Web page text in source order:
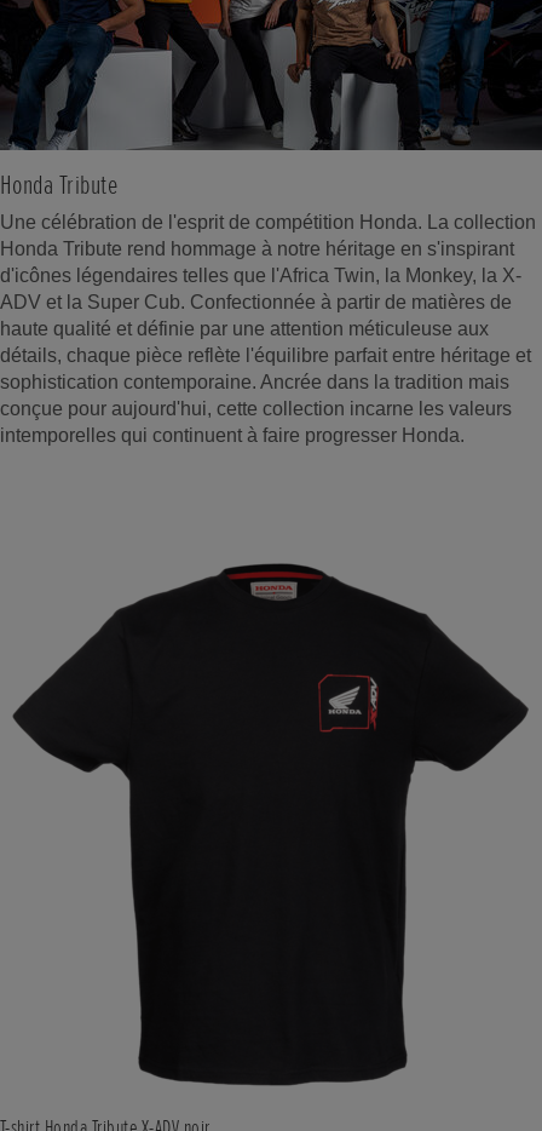
Honda Tribute
Une célébration de l'esprit de compétition Honda. La collection
Honda Tribute rend hommage à notre héritage en s'inspirant
d'icônes légendaires telles que l'Africa Twin, la Monkey, la X-
ADV et la Super Cub. Confectionnée à partir de matières de
haute qualité et définie par une attention méticuleuse aux
détails, chaque pièce reflète l'équilibre parfait entre héritage et
sophistication contemporaine. Ancrée dans la tradition mais
conçue pour aujourd'hui, cette collection incarne les valeurs
intemporelles qui continuent à faire progresser Honda.